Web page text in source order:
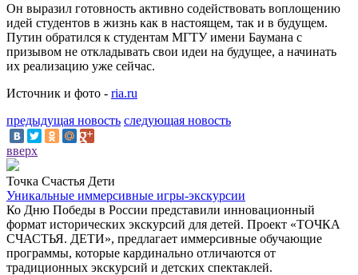
Он выразил готовность активно содействовать воплощению
идей студентов в жизнь как в настоящем, так и в будущем.
Путин обратился к студентам МГТУ имени Баумана с
призывом не откладывать свои идеи на будущее, а начинать
их реализацию уже сейчас.
Источник и фото - ria.ru
предыдущая новость следующая новость
вверх
Точка Счастья Дети
Уникальные иммерсивные игры-экскурсии
Ко Дню Победы в России представили инновационный
формат исторических экскурсий для детей. Проект «ТОЧКА
СЧАСТЬЯ. ДЕТИ», предлагает иммерсивные обучающие
программы, которые кардинально отличаются от
традиционных экскурсий и детских спектаклей.